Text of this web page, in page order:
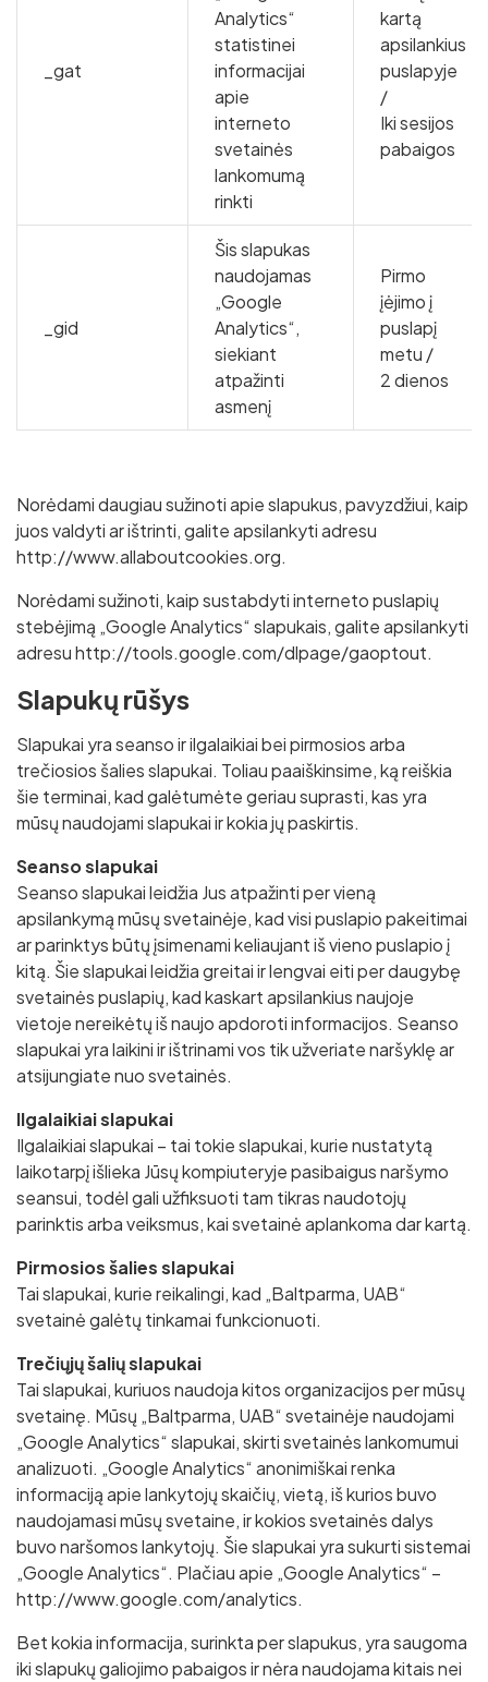
_gat
Analytics“
statistinei
informacijai
apie
interneto
svetainės
lankomumą
rinkti
kartą
apsilankius
puslapyje
/
Iki sesijos
pabaigos
_gid
Šis slapukas
naudojamas
„Google
Analytics“,
siekiant
atpažinti
asmenį
Pirmo
įėjimo į
puslapį
metu /
2 dienos
Norėdami daugiau sužinoti apie slapukus, pavyzdžiui, kaip
juos valdyti ar ištrinti, galite apsilankyti adresu
http://www.allaboutcookies.org.
Norėdami sužinoti, kaip sustabdyti interneto puslapių
stebėjimą „Google Analytics“ slapukais, galite apsilankyti
adresu http://tools.google.com/dlpage/gaoptout.
Slapukų rūšys
Slapukai yra seanso ir ilgalaikiai bei pirmosios arba
trečiosios šalies slapukai. Toliau paaiškinsime, ką reiškia
šie terminai, kad galėtumėte geriau suprasti, kas yra
mūsų naudojami slapukai ir kokia jų paskirtis.
Seanso slapukai
Seanso slapukai leidžia Jus atpažinti per vieną
apsilankymą mūsų svetainėje, kad visi puslapio pakeitimai
ar parinktys būtų įsimenami keliaujant iš vieno puslapio į
kitą. Šie slapukai leidžia greitai ir lengvai eiti per daugybę
svetainės puslapių, kad kaskart apsilankius naujoje
vietoje nereikėtų iš naujo apdoroti informacijos. Seanso
slapukai yra laikini ir ištrinami vos tik užveriate naršyklę ar
atsijungiate nuo svetainės.
Ilgalaikiai slapukai
Ilgalaikiai slapukai – tai tokie slapukai, kurie nustatytą
laikotarpį išlieka Jūsų kompiuteryje pasibaigus naršymo
seansui, todėl gali užfiksuoti tam tikras naudotojų
parinktis arba veiksmus, kai svetainė aplankoma dar kartą.
Pirmosios šalies slapukai
Tai slapukai, kurie reikalingi, kad „Baltparma, UAB“
svetainė galėtų tinkamai funkcionuoti.
Trečiųjų šalių slapukai
Tai slapukai, kuriuos naudoja kitos organizacijos per mūsų
svetainę. Mūsų „Baltparma, UAB“ svetainėje naudojami
„Google Analytics“ slapukai, skirti svetainės lankomumui
analizuoti. „Google Analytics“ anonimiškai renka
informaciją apie lankytojų skaičių, vietą, iš kurios buvo
naudojamasi mūsų svetaine, ir kokios svetainės dalys
buvo naršomos lankytojų. Šie slapukai yra sukurti sistemai
„Google Analytics“. Plačiau apie „Google Analytics“ –
http://www.google.com/analytics.
Bet kokia informacija, surinkta per slapukus, yra saugoma
iki slapukų galiojimo pabaigos ir nėra naudojama kitais nei